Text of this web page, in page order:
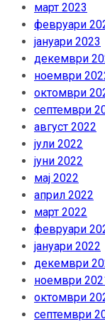
март 2023
февруари
јануари 2023
декември
ноември
октомври
септември
август 2022
јули 2022
јуни 2022
мај 2022
април 2022
март 2022
февруари
јануари 2022
декември
ноември
октомври
септември